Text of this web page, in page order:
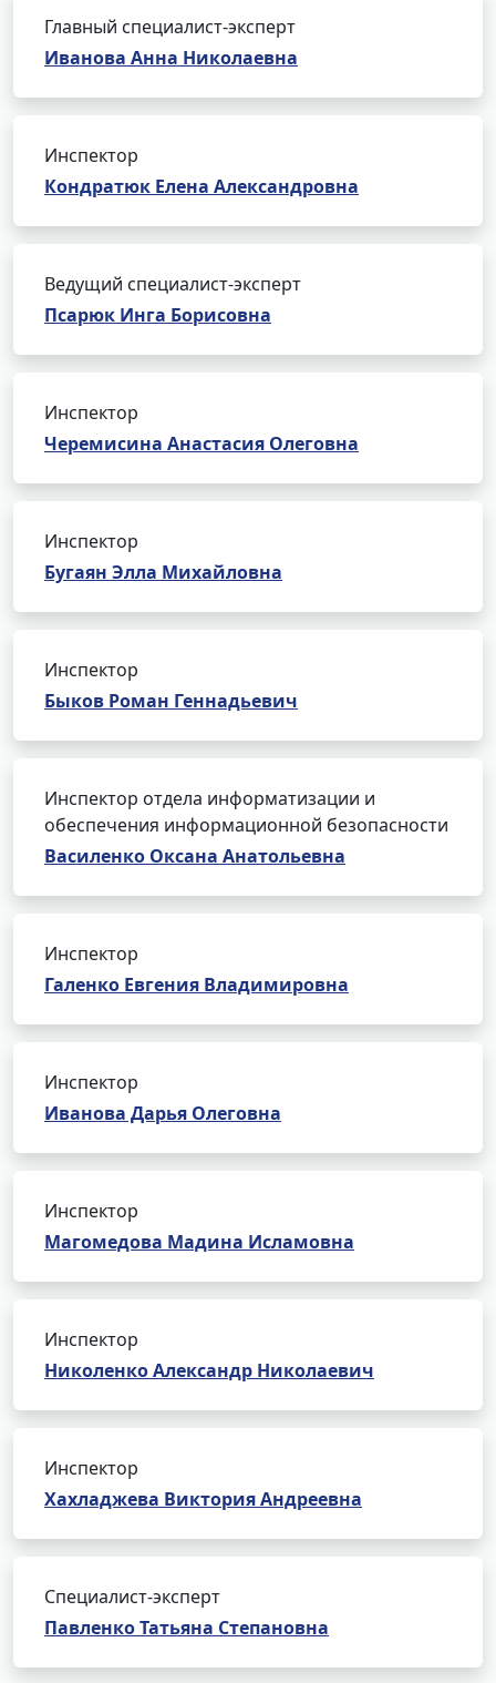
Главный специалист-эксперт
Иванова Анна Николаевна
Инспектор
Кондратюк Елена Александровна
Ведущий специалист-эксперт
Псарюк Инга Борисовна
Инспектор
Черемисина Анастасия Олеговна
Инспектор
Бугаян Элла Михайловна
Инспектор
Быков Роман Геннадьевич
Инспектор отдела информатизации и
обеспечения информационной безопасности
Василенко Оксана Анатольевна
Инспектор
Галенко Евгения Владимировна
Инспектор
Иванова Дарья Олеговна
Инспектор
Магомедова Мадина Исламовна
Инспектор
Николенко Александр Николаевич
Инспектор
Хахладжева Виктория Андреевна
Специалист-эксперт
Павленко Татьяна Степановна